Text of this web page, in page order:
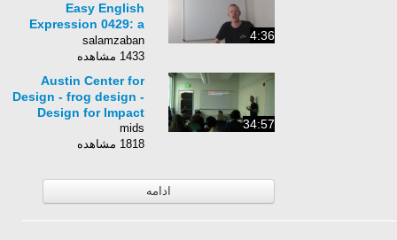
4:36
Easy English
Expression 0429: a
jerk
salamzaban
1433 مشاهده
34:57
Austin Center for
Design - frog design -
Design for Impact
mids
1818 مشاهده
ادامه